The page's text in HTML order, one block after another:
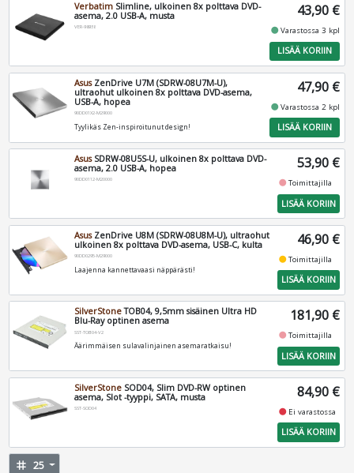
Verbatim Slimline, ulkoinen 8x polttava DVD-
asema, 2.0 USB-A, musta
VER-98938
43,90 €
fiber_manual_recordVarastossa 3 kpl
LISÄÄ KORIIN
AsusZenDrive U7M (SDRW-08U7M-U),
ultraohut ulkoinen 8x polttava DVD-asema,
USB-A, hopea
90DD01X2-M29000
Tyylikäs Zen-inspiroitunut design!
47,90 €
fiber_manual_recordVarastossa 2 kpl
LISÄÄ KORIIN
AsusSDRW-08U5S-U, ulkoinen 8x polttava DVD-
asema, 2.0 USB-A, hopea
90DD0112-M20000
53,90 €
fiber_manual_recordToimittajilla
LISÄÄ KORIIN
AsusZenDrive U8M (SDRW-08U8M-U), ultraohut
ulkoinen 8x polttava DVD-asema, USB-C, kulta
90DD0295-M29000
Laajenna kannettavaasi näppärästi!
46,90 €
fiber_manual_recordToimittajilla
LISÄÄ KORIIN
SilverStoneTOB04, 9,5mm sisäinen Ultra HD
Blu-Ray optinen asema
SST-TOB04-V2
Äärimmäisen sulavalinjainen asemaratkaisu!
181,90 €
fiber_manual_recordToimittajilla
LISÄÄ KORIIN
SilverStone SOD04, Slim DVD-RW optinen
asema, Slot -tyyppi, SATA, musta
SST-SOD04
84,90 €
fiber_manual_record Ei varastossa
LISÄÄ KORIIN
tag 25